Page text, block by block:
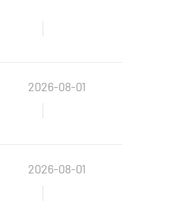
2026-08-01
2026-08-01